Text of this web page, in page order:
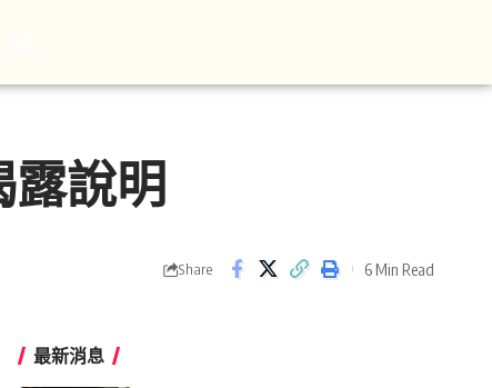
說明
Share 6 Min Read
最新消息